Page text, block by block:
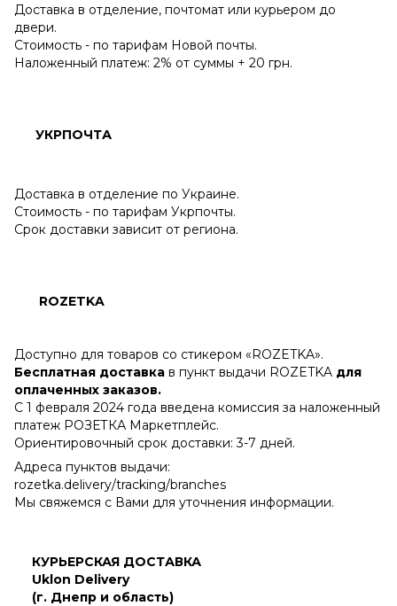
Доставка в отделение, почтомат или курьером до
двери.
Стоимость - по тарифам Новой почты.
Наложенный платеж: 2% от суммы + 20 грн.
УКРПОЧТА
Доставка в отделение по Украине.
Стоимость - по тарифам Укрпочты.
Срок доставки зависит от региона.
ROZETKA
Доступно для товаров со стикером «ROZETKA».
Бесплатная доставка в пункт выдачи ROZETKA для
оплаченных заказов.
С 1 февраля 2024 года введена комиссия за наложенный
платеж РОЗЕТКА Маркетплейс.
Ориентировочный срок доставки: 3-7 дней.
Адреса пунктов выдачи:
rozetka.delivery/tracking/branches
Мы свяжемся с Вами для уточнения информации.
КУРЬЕРСКАЯ ДОСТАВКА
Uklon Delivery
(г. Днепр и область)